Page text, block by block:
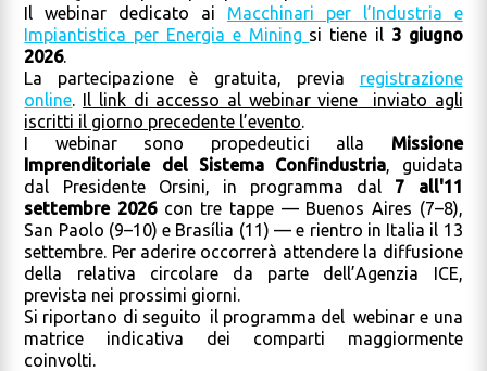
Il webinar dedicato ai Macchinari per l’Industria e
Impiantistica per Energia e Mining si tiene il 3 giugno
2026.
La partecipazione è gratuita, previa registrazione
online. Il link di accesso al webinar viene inviato agli
iscritti il giorno precedente l’evento.
I webinar sono propedeutici alla Missione
Imprenditoriale del Sistema Confindustria, guidata
dal Presidente Orsini, in programma dal 7 all'11
settembre 2026con tre tappe — Buenos Aires (7–8),
San Paolo (9–10) e Brasília (11) — e rientro in Italia il 13
settembre. Per aderire occorrerà attendere la diffusione
della relativa circolare da parte dell’Agenzia ICE,
prevista nei prossimi giorni.
Si riportano di seguito il programma del webinar e una
matrice indicativa dei comparti maggiormente
coinvolti.